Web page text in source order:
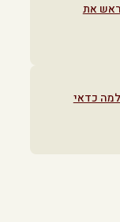
את
כדאי